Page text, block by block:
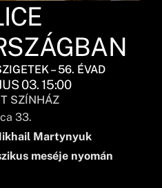
– 56. ÉVAD
03. 15:00
SZÍNHÁZ
33.
Martynyuk
meséje nyomán